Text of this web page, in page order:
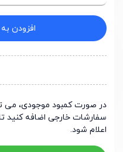
افزودن
در صورت کمبود موجودی، می
سفارشات خارجی اضافه کنید
اعلام شود.